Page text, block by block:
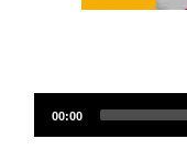
00:00